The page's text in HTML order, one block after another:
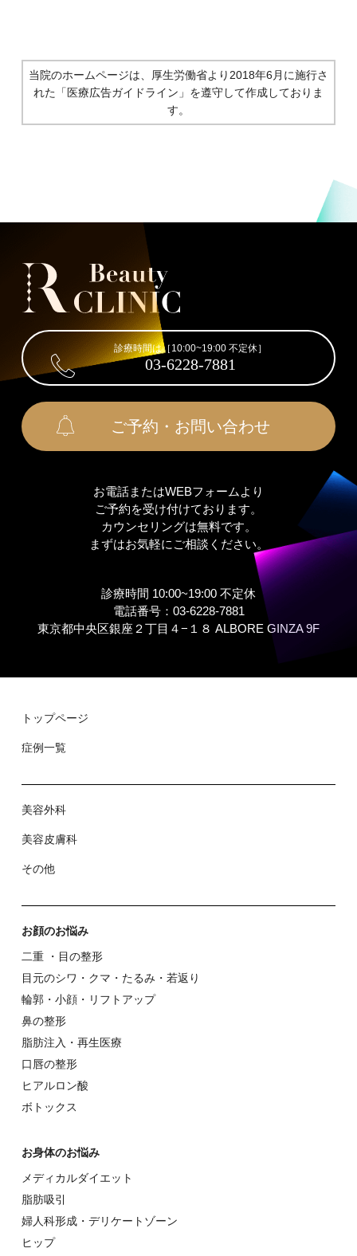
当院のホームページは、厚生労働省より2018年6月に施行さ
れた 「医療広告ガイドライン」を遵守して作成しておりま
す。
診療時間は［10:00~19:00 不定休］
03-6228-7881
ご予約・お問い合わせ
お電話またはWEBフォームより
ご予約を受け付けております。
カウンセリングは無料です。
まずはお気軽にご相談ください。
診療時間 10:00~19:00 不定休
電話番号：03-6228-7881
東京都中央区銀座２丁⽬４−１８ ALBORE GINZA 9F
トップページ
症例⼀覧
美容外科
美容⽪膚科
その他
お顔のお悩み
⼆重 ・⽬の整形
⽬元のシワ・クマ・たるみ・若返り
輪郭・⼩顔・リフトアップ
⿐の整形
脂肪注入・再生医療
⼝唇の整形
ヒアルロン酸
ボトックス
お⾝体のお悩み
メディカルダイエット
脂肪吸引
婦⼈科形成・デリケートゾーン
ヒップ